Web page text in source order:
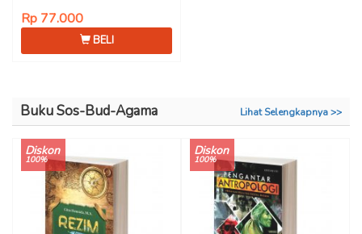
Rp 77.000
BELI
Buku Sos-Bud-Agama Lihat Selengkapnya >>
Diskon
100%
Diskon
100%